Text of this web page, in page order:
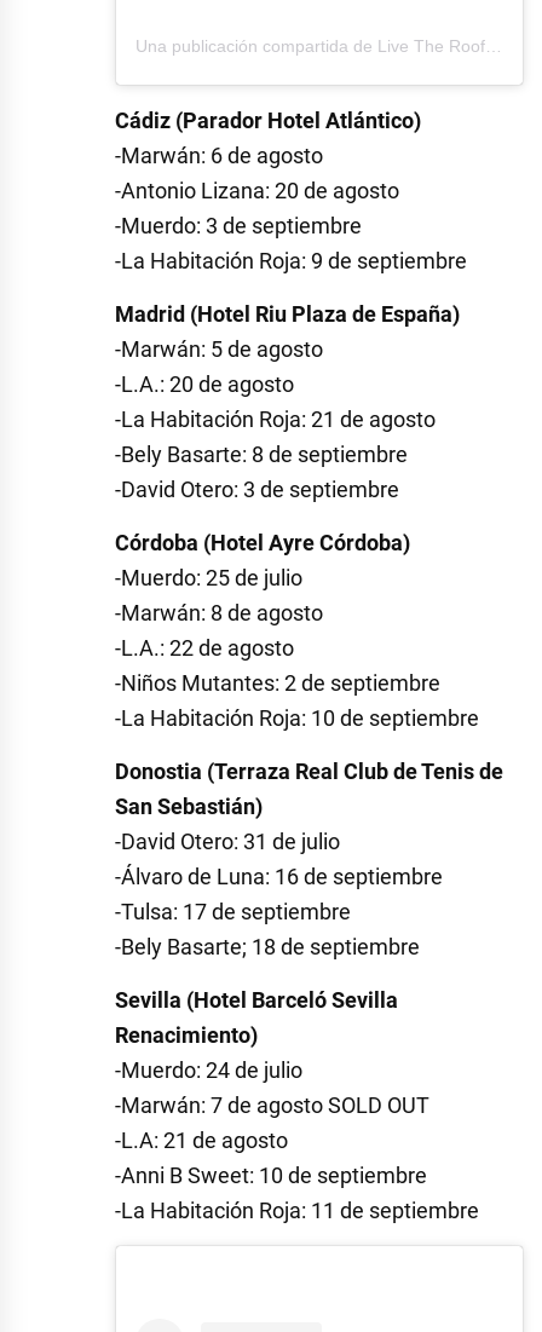
Una publicación compartida de Live The Roof (@livetheroof)
Cádiz (Parador Hotel Atlántico)
-Marwán: 6 de agosto
-Antonio Lizana: 20 de agosto
-Muerdo: 3 de septiembre
-La Habitación Roja: 9 de septiembre
Madrid (Hotel Riu Plaza de España)
-Marwán: 5 de agosto
-L.A.: 20 de agosto
-La Habitación Roja: 21 de agosto
-Bely Basarte: 8 de septiembre
-David Otero: 3 de septiembre
Córdoba (Hotel Ayre Córdoba)
-Muerdo: 25 de julio
-Marwán: 8 de agosto
-L.A.: 22 de agosto
-Niños Mutantes: 2 de septiembre
-La Habitación Roja: 10 de septiembre
Donostia (Terraza Real Club de Tenis de
San Sebastián)
-David Otero: 31 de julio
-Álvaro de Luna: 16 de septiembre
-Tulsa: 17 de septiembre
-Bely Basarte; 18 de septiembre
Sevilla (Hotel Barceló Sevilla
Renacimiento)
-Muerdo: 24 de julio
-Marwán: 7 de agosto SOLD OUT
-L.A: 21 de agosto
-Anni B Sweet: 10 de septiembre
-La Habitación Roja: 11 de septiembre